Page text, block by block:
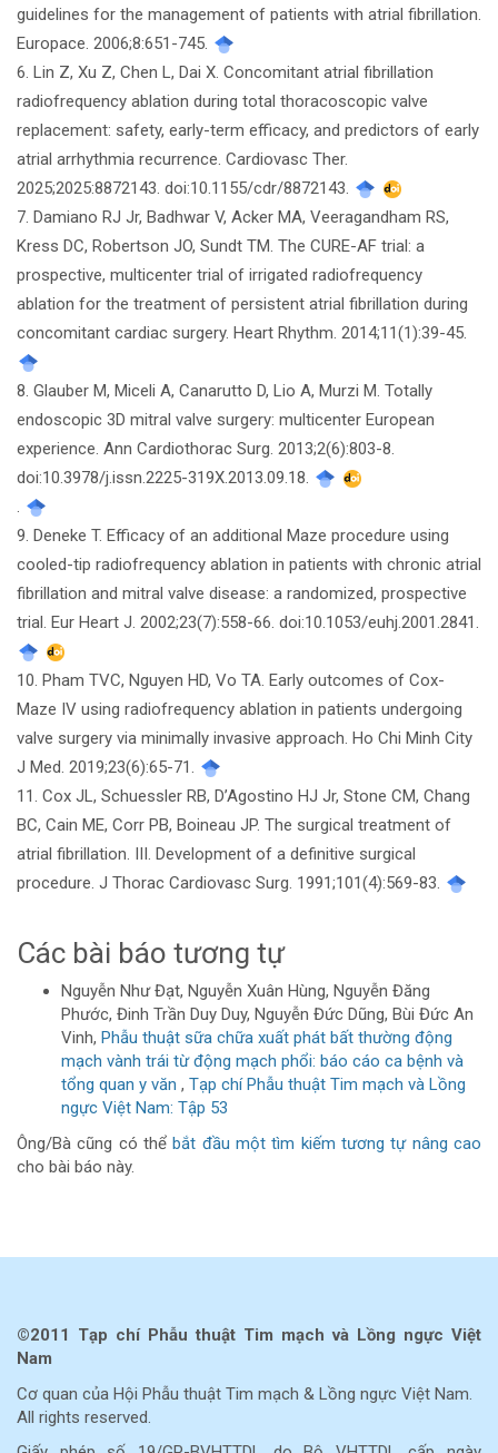
guidelines for the management of patients with atrial fibrillation.
Europace. 2006;8:651-745.
6. Lin Z, Xu Z, Chen L, Dai X. Concomitant atrial fibrillation
radiofrequency ablation during total thoracoscopic valve
replacement: safety, early-term efficacy, and predictors of early
atrial arrhythmia recurrence. Cardiovasc Ther.
2025;2025:8872143. doi:10.1155/cdr/8872143.
7. Damiano RJ Jr, Badhwar V, Acker MA, Veeragandham RS,
Kress DC, Robertson JO, Sundt TM. The CURE-AF trial: a
prospective, multicenter trial of irrigated radiofrequency
ablation for the treatment of persistent atrial fibrillation during
concomitant cardiac surgery. Heart Rhythm. 2014;11(1):39-45.
8. Glauber M, Miceli A, Canarutto D, Lio A, Murzi M. Totally
endoscopic 3D mitral valve surgery: multicenter European
experience. Ann Cardiothorac Surg. 2013;2(6):803-8.
doi:10.3978/j.issn.2225-319X.2013.09.18.
.
9. Deneke T. Efficacy of an additional Maze procedure using
cooled-tip radiofrequency ablation in patients with chronic atrial
fibrillation and mitral valve disease: a randomized, prospective
trial. Eur Heart J. 2002;23(7):558-66. doi:10.1053/euhj.2001.2841.
10. Pham TVC, Nguyen HD, Vo TA. Early outcomes of Cox-
Maze IV using radiofrequency ablation in patients undergoing
valve surgery via minimally invasive approach. Ho Chi Minh City
J Med. 2019;23(6):65-71.
11. Cox JL, Schuessler RB, D’Agostino HJ Jr, Stone CM, Chang
BC, Cain ME, Corr PB, Boineau JP. The surgical treatment of
atrial fibrillation. III. Development of a definitive surgical
procedure. J Thorac Cardiovasc Surg. 1991;101(4):569-83.
Các bài báo tương tự
Nguyễn Như Đạt, Nguyễn Xuân Hùng, Nguyễn Đăng
Phước, Đinh Trần Duy Duy, Nguyễn Đức Dũng, Bùi Đức An
Vinh, Phẫu thuật sữa chữa xuất phát bất thường động
mạch vành trái từ động mạch phổi: báo cáo ca bệnh và
tổng quan y văn , Tạp chí Phẫu thuật Tim mạch và Lồng
ngực Việt Nam: Tập 53
Ông/Bà cũng có thểbắt đầu một tìm kiếm tương tự nâng cao
cho bài báo này.
©2011 Tạp chí Phẫu thuật Tim mạch và Lồng ngực Việt
Nam
Cơ quan của Hội Phẫu thuật Tim mạch & Lồng ngực Việt Nam.
All rights reserved.